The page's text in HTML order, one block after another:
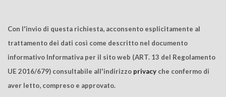
Con l'invio di questa richiesta, acconsento esplicitamente al
trattamento dei dati così come descritto nel documento
informativo Informativa per il sito web (ART. 13 del Regolamento
UE 2016/679) consultabile all'indirizzo privacy che confermo di
aver letto, compreso e approvato.